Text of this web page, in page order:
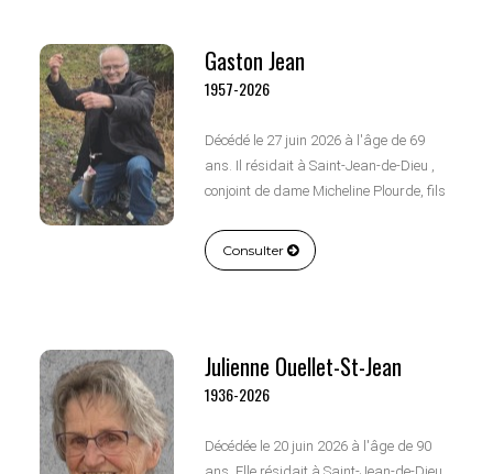
Gaston Jean
1957-2026
Décédé le 27 juin 2026 à l'âge de 69
ans. Il résidait à Saint-Jean-de-Dieu ,
conjoint de dame Micheline Plourde, fils
dame Arthémise D'Amours.
Consulter
Julienne Ouellet-St-Jean
1936-2026
Décédée le 20 juin 2026 à l'âge de 90